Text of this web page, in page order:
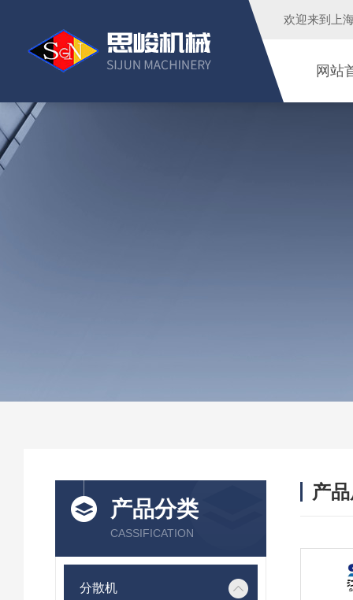
欢迎来到 上
网站
产品分类
CASSIFICATION
分散机
产